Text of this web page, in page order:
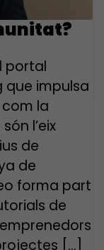
portal
impulsa
com la
l’eix
de
de
forma part
de
[…]